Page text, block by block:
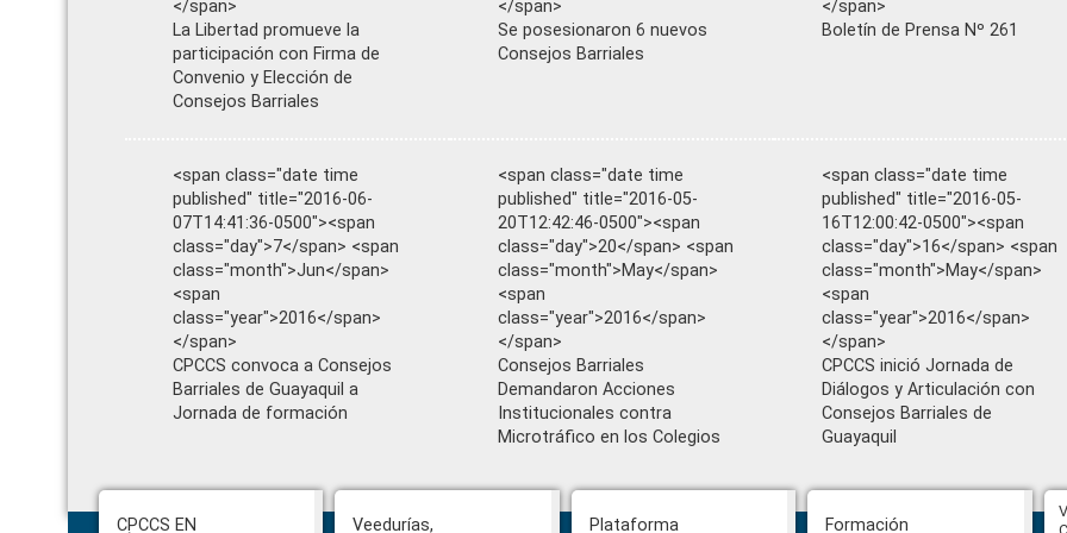
</span>
La Libertad promueve la
participación con Firma de
Convenio y Elección de
Consejos Barriales
</span>
Se posesionaron 6 nuevos
Consejos Barriales
</span>
Boletín de Prensa Nº 261
<span class="date time
published" title="2016-06-
07T14:41:36-0500"><span
class="day">7</span> <span
class="month">Jun</span>
<span
class="year">2016</span>
</span>
CPCCS convoca a Consejos
Barriales de Guayaquil a
Jornada de formación
<span class="date time
published" title="2016-05-
20T12:42:46-0500"><span
class="day">20</span> <span
class="month">May</span>
<span
class="year">2016</span>
</span>
Consejos Barriales
Demandaron Acciones
Institucionales contra
Microtráfico en los Colegios
<span class="date time
published" title="2016-05-
16T12:00:42-0500"><span
class="day">16</span> <span
class="month">May</span>
<span
class="year">2016</span>
</span>
CPCCS inició Jornada de
Diálogos y Articulación con
Consejos Barriales de
Guayaquil
CPCCS EN Veedurías, Plataforma Formación
CPCCS aprueba convocatoria a